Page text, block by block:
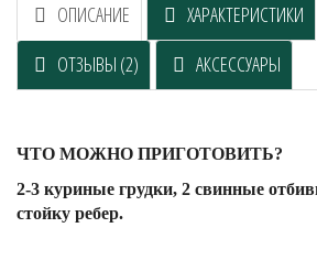
ОПИСАНИЕ ХАРАКТЕРИСТИКИ
ОТЗЫВЫ (2)
АКСЕССУАРЫ
ЧТО МОЖНО ПРИГОТОВИТЬ?
2-3 куриные грудки, 2 свинные
стойку ребер.